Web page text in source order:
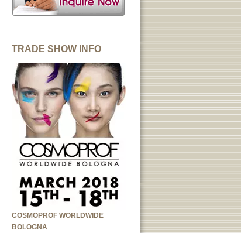
TRADE SHOW INFO
COSMOPROF WORLDWIDE
BOLOGNA